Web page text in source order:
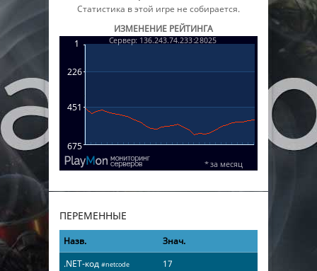
Статистика в этой игре не собирается.
ИЗМЕНЕНИЕ РЕЙТИНГА
ПЕРЕМЕННЫЕ
Назв.
Знач.
.NET-код #netcode
17